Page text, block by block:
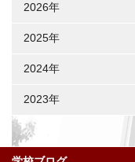
2026年
2025年
2024年
2023年